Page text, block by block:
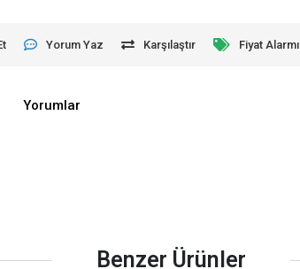
Yorum Yaz Karşılaştır Fiyat Alarmı
Yorumlar
Benzer Ürünler